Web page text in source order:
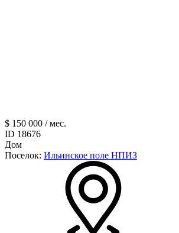
$ 150 000 / мес.
ID 18676
Дом
Поселок: Ильинское поле НПИЗ